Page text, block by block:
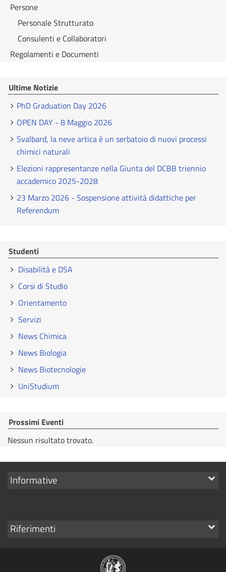
Persone
Personale Strutturato
Consulenti e Collaboratori
Regolamenti e Documenti
Ultime Notizie
PhD Graduation Day 2026
OPEN DAY - 8 Maggio 2026
Svalbard, la neve artica è un serbatoio di nuovi processi
chimici naturali
Elezioni rappresentanze nella Giunta del DCBB triennio
accademico 2025-2028
23 Marzo 2026 - Sospensione attività didattiche per
Referendum
Studenti
Disabilità e DSA
Corsi di Studio
Orientamento
Servizi
News Chimica
News Biologia
News Biotecnologie
UniStudium
Prossimi Eventi
Nessun risultato trovato.
Mostra
Informative
Mostra
Riferimenti